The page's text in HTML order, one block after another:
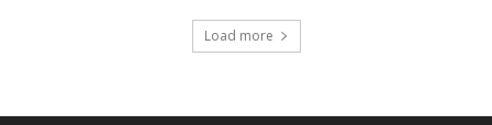
Load more